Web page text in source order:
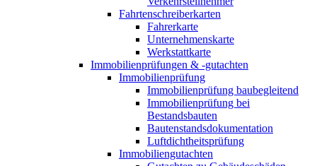
Fahrtenschreiberkarten
Fahrerkarte
Unternehmenskarte
Werkstattkarte
Immobilienprüfungen & -gutachten
Immobilienprüfung
Immobilienprüfung baubegleitend
Immobilienprüfung bei
Bestandsbauten
Bautenstandsdokumentation
Luftdichtheitsprüfung
Immobiliengutachten